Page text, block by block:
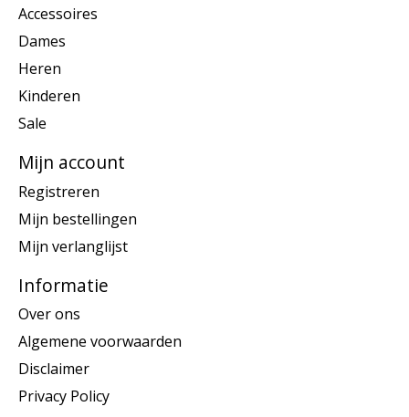
Accessoires
Dames
Heren
Kinderen
Sale
Mijn account
Registreren
Mijn bestellingen
Mijn verlanglijst
Informatie
Over ons
Algemene voorwaarden
Disclaimer
Privacy Policy